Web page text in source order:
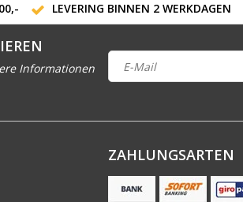
LEVERING BINNEN 2 WERKDAGEN
Informationen
ZAHLUNGSARTEN